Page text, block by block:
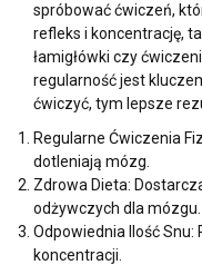
spróbować ćwiczeń,
refleks i koncentrację,
łamigłówki czy
regularność jest
ćwiczyć, tym lepsze
Regularne Ćwiczenia
dotleniają mózg.
Zdrowa Dieta:
odżywczych dla mózgu.
Odpowiednia Ilość
koncentracji.